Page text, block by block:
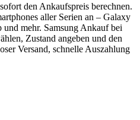
den Ankaufspreis berechnen.
aller Serien an – Galaxy
mehr. Samsung Ankauf bei
Zustand angeben und den
Versand, schnelle Auszahlung